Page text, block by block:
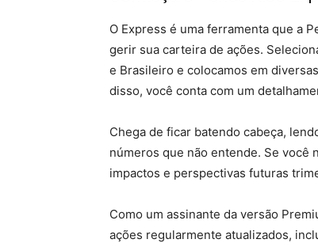
O Express é uma ferramenta que a
gerir sua carteira de ações.
e Brasileiro e colocamos em
disso, você conta com um
Chega de ficar batendo cabeça,
números que não entende. Se você
impactos e perspectivas futuras
Como um assinante da versão
ações regularmente atualizados,